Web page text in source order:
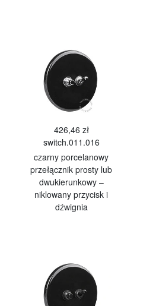
426,46 zł
switch.011.016
czarny porcelanowy
przełącznik prosty lub
dwukierunkowy –
niklowany przycisk i
dźwignia